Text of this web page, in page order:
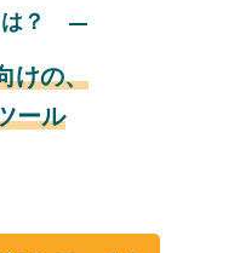
？
けの、
ール